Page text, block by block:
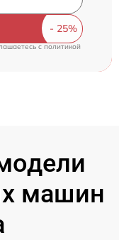
cполитикой
машин